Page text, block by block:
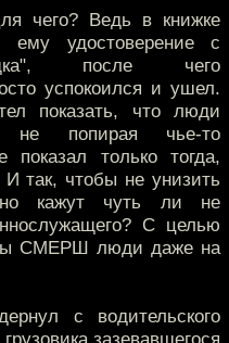
чего? Ведь в книжке
ему удостоверение с
после чего
успокоился и ушел.
показать, что люди
не попирая чье-то
показал только тогда,
так, чтобы не унизить
кажут чуть ли не
С целью
СМЕРШ люди даже на
с водительского